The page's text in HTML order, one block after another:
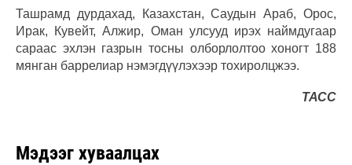
Ташрамд дурдахад, Казахстан, Саудын Араб, Орос,
Ирак, Кувейт, Алжир, Оман улсууд ирэх наймдугаар
сараас эхлэн газрын тосны олборлолтоо хоногт 188
мянган баррелиар нэмэгдүүлэхээр тохиролцжээ.
ТАСС
Мэдээг хуваалцах